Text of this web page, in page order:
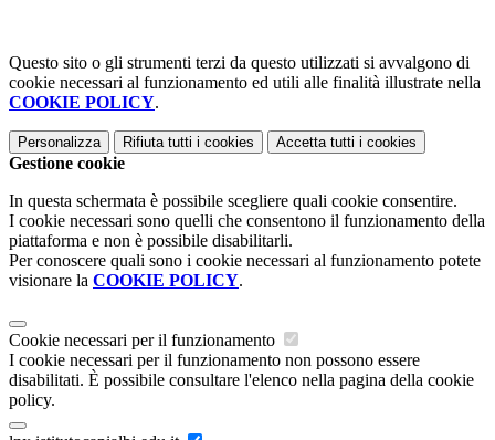
Questo sito o gli strumenti terzi da questo utilizzati si avvalgono di
cookie necessari al funzionamento ed utili alle finalità illustrate nella
COOKIE POLICY.
Personalizza Rifiuta tutti i cookies Accetta tutti i cookies
Gestione cookie
In questa schermata è possibile scegliere quali cookie consentire.
I cookie necessari sono quelli che consentono il funzionamento della
piattaforma e non è possibile disabilitarli.
Per conoscere quali sono i cookie necessari al funzionamento potete
visionare la COOKIE POLICY.
Cookie necessari per il funzionamento
I cookie necessari per il funzionamento non possono essere
disabilitati. È possibile consultare l'elenco nella pagina della cookie
policy.